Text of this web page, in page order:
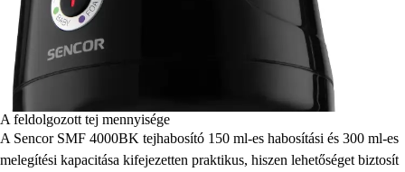
A feldolgozott tej mennyisége
A Sencor SMF 4000BK tejhabosító 150 ml-es habosítási és 300 ml-es
melegítési kapacitása kifejezetten praktikus, hiszen lehetőséget biztosít